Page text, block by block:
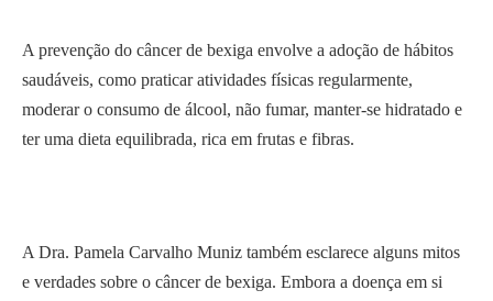
A prevenção do câncer de bexiga envolve a adoção de hábitos
saudáveis, como praticar atividades físicas regularmente,
moderar o consumo de álcool, não fumar, manter-se hidratado e
ter uma dieta equilibrada, rica em frutas e fibras.
A Dra. Pamela Carvalho Muniz também esclarece alguns mitos
e verdades sobre o câncer de bexiga. Embora a doença em si